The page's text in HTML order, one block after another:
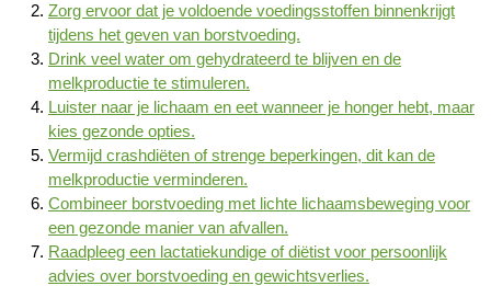
Zorg ervoor dat je voldoende voedingsstoffen binnenkrijgt
tijdens het geven van borstvoeding.
Drink veel water om gehydrateerd te blijven en de
melkproductie te stimuleren.
Luister naar je lichaam en eet wanneer je honger hebt, maar
kies gezonde opties.
Vermijd crashdiëten of strenge beperkingen, dit kan de
melkproductie verminderen.
Combineer borstvoeding met lichte lichaamsbeweging voor
een gezonde manier van afvallen.
Raadpleeg een lactatiekundige of diëtist voor persoonlijk
advies over borstvoeding en gewichtsverlies.